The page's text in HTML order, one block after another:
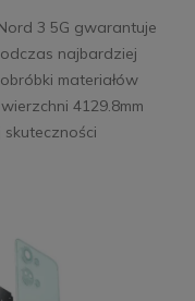
3 5G gwarantuje
najbardziej
materiałów
4129.8mm